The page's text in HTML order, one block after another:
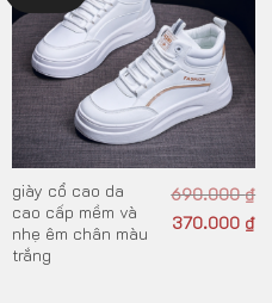
giày cổ cao da
cao cấp mềm và
nhẹ êm chân màu
trắng
690.000₫
370.000 ₫